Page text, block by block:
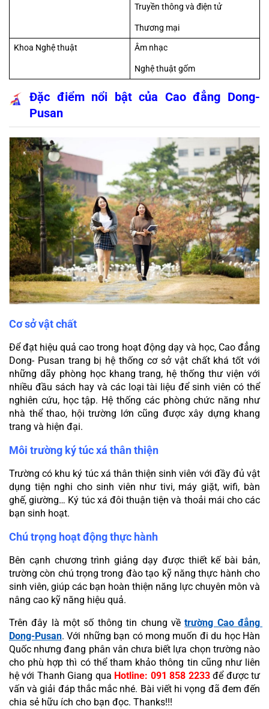
Truyền thông và điện tử
Thương mại
Khoa Nghệ thuật
Âm nhạc
Nghệ thuật gốm
Đặc điểm nổi bật của Cao đẳng Dong-
Pusan
Cơ sở vật chất
Để đạt hiệu quả cao trong hoạt động dạy và học, Cao đẳng
Dong- Pusan trang bị hệ thống cơ sở vật chất khá tốt với
những dãy phòng học khang trang, hệ thống thư viện với
nhiều đầu sách hay và các loại tài liệu để sinh viên có thể
nghiên cứu, học tập. Hệ thống các phòng chức năng như
nhà thể thao, hội trường lớn cũng được xây dựng khang
trang và hiện đại.
Môi trường ký túc xá thân thiện
Trường có khu ký túc xá thân thiện sinh viên với đầy đủ vật
dụng tiện nghi cho sinh viên như tivi, máy giặt, wifi, bàn
ghế, giường… Ký túc xá đôi thuận tiện và thoải mái cho các
bạn sinh hoạt.
Chú trọng hoạt động thực hành
Bên cạnh chương trình giảng dạy được thiết kế bài bản,
trường còn chú trọng trong đào tạo kỹ năng thực hành cho
sinh viên, giúp các bạn hoàn thiện năng lực chuyên môn và
nâng cao kỹ năng hiệu quả.
Trên đây là một số thông tin chung về trường Cao đẳng
Dong-Pusan. Với những bạn có mong muốn đi du học Hàn
Quốc nhưng đang phân vân chưa biết lựa chọn trường nào
cho phù hợp thì có thể tham khảo thông tin cũng như liên
hệ với Thanh Giang qua Hotline: 091 858 2233 để được tư
vấn và giải đáp thắc mắc nhé. Bài viết hi vọng đã đem đến
chia sẻ hữu ích cho bạn đọc. Thanks!!!